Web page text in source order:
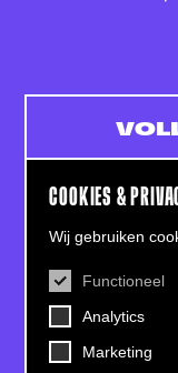
COOKIES &
Wij gebruiken
Functioneel
Analytics
Marketing
CONTACT
Helling 7, 3523 CB